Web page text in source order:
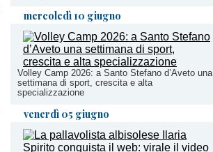
mercoledì 10 giugno
Volley Camp 2026: a Santo Stefano d’Aveto una
settimana di sport, crescita e alta
specializzazione
venerdì 05 giugno